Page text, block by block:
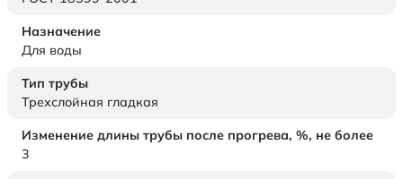
Назначение
Для воды
Тип трубы
Трехслойная гладкая
Изменение длины трубы после прогрева, %, не более
3